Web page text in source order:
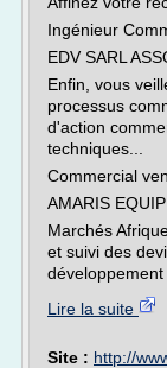
Ingénieur
EDV SARL
Enfin, vous
processus
d'action
techniques...
Commercial
AMARIS
Marchés
et suivi des
développement
Lire la suite
Site : http://